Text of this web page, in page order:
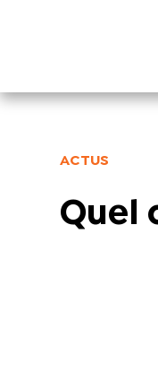
ACTUS
Quel